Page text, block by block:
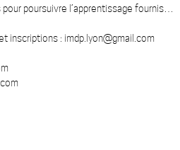
poursuivre l’apprentissage fournis…
inscriptions : imdp.lyon@gmail.com